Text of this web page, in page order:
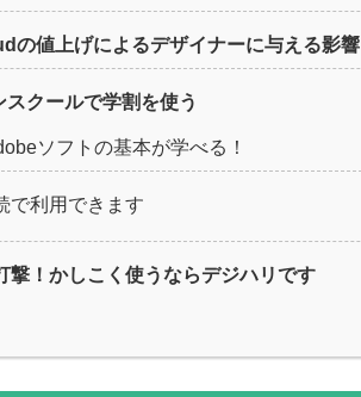
の値上げによるデザイナーに与える影響
クールで学割を使う
ソフトの基本が学べる！
で利用できます
撃！かしこく使うならデジハリです